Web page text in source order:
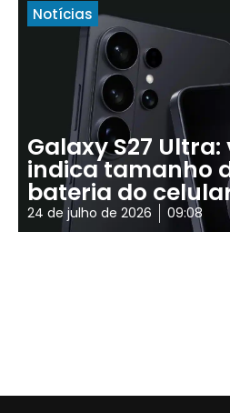
Notícias
Galaxy S27
indica tamanho
bateria do
24 de julho de 2026 09:08